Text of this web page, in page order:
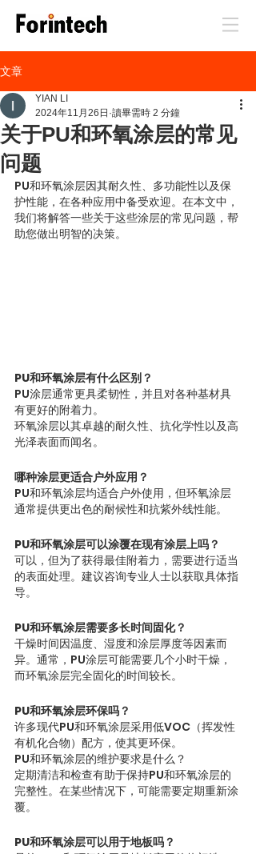
文章
关于PU和环氧涂层的常见
问题
YIAN LI
2024年11月26日 讀畢需時 2 分鐘
PU和环氧涂层因其耐久性、多功能性以及保
护性能，在各种应用中备受欢迎。在本文中，
我们将解答一些关于这些涂层的常见问题，帮
助您做出明智的决策。
PU和环氧涂层有什么区别？
PU涂层通常更具柔韧性，并且对各种基材具
有更好的附着力。
环氧涂层以其卓越的耐久性、抗化学性以及高
光泽表面而闻名。
哪种涂层更适合户外应用？
PU和环氧涂层均适合户外使用，但环氧涂层
通常提供更出色的耐候性和抗紫外线性能。
PU和环氧涂层可以涂覆在现有涂层上吗？
可以，但为了获得最佳附着力，需要进行适当
的表面处理。建议咨询专业人士以获取具体指
导。
PU和环氧涂层需要多长时间固化？
干燥时间因温度、湿度和涂层厚度等因素而
异。通常，PU涂层可能需要几个小时干燥，
而环氧涂层完全固化的时间较长。
PU和环氧涂层环保吗？
许多现代PU和环氧涂层采用低VOC（挥发性
有机化合物）配方，使其更环保。
PU和环氧涂层的维护要求是什么？
定期清洁和检查有助于保持PU和环氧涂层的
完整性。在某些情况下，可能需要定期重新涂
覆。
PU和环氧涂层可以用于地板吗？